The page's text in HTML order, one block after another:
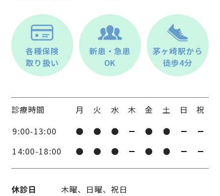
各種保険
取り扱い
新患・急患
OK
茅ヶ崎駅から
徒歩4分
診療時間 月 火 水 木 金 土 日
祝
9:00-13:00
14:00-18:00
休診日
木曜、日曜、祝日